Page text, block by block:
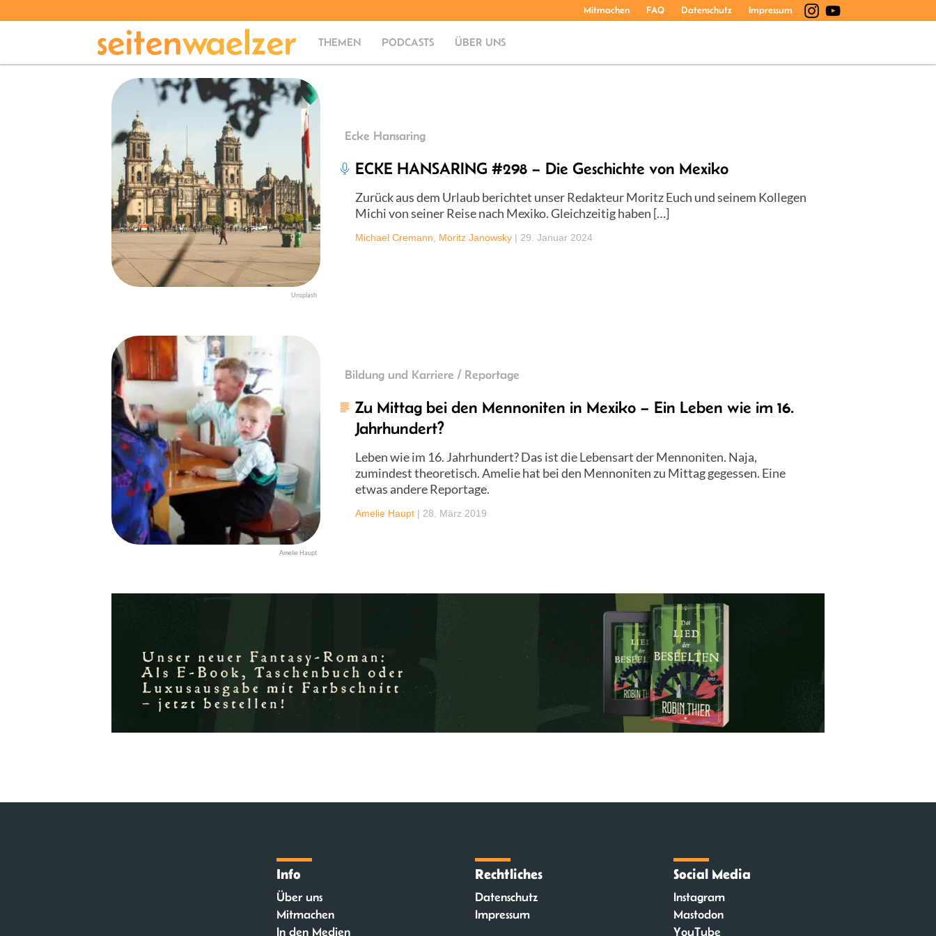
Mitmachen FAQ Datenschutz Impressum
THEMEN PODCASTS ÜBER UNS
Unsplash
Ecke Hansaring
ECKE HANSARING #298 – Die Geschichte von Mexiko
Zurück aus dem Urlaub berichtet unser Redakteur Moritz Euch und seinem Kollegen
Michi von seiner Reise nach Mexiko. Gleichzeitig haben […]
Michael Cremann Moritz Janowsky | 29. Januar 2024
Amelie Haupt
Bildung und Karriere / Reportage
Zu Mittag bei den Mennoniten in Mexiko – Ein Leben wie im 16.
Jahrhundert?
Leben wie im 16. Jahrhundert? Das ist die Lebensart der Mennoniten. Naja,
zumindest theoretisch. Amelie hat bei den Mennoniten zu Mittag gegessen. Eine
etwas andere Reportage.
Amelie Haupt | 28. März 2019
Info
Über uns
Mitmachen
In den Medien
Rechtliches
Datenschutz
Impressum
Social Media
Instagram
Mastodon
YouTube